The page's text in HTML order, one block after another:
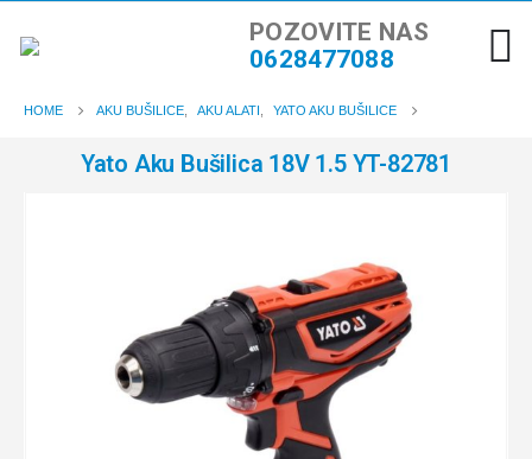
POZOVITE NAS
0628477088
HOME AKU BUŠILICE AKU ALATI YATO AKU BUŠILICE
Yato Aku Bušilica 18V 1.5 YT-82781